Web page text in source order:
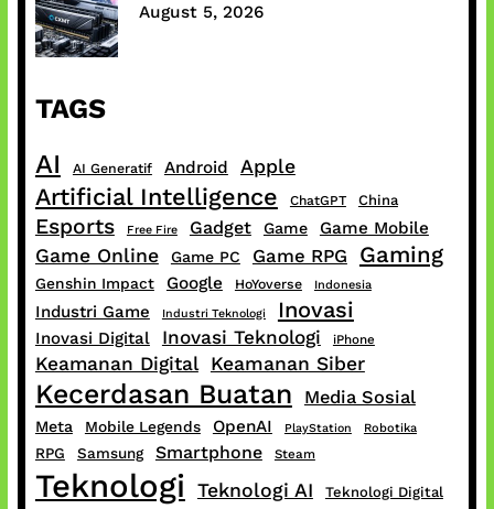
August 5, 2026
TAGS
AI AI Generatif Android Apple
Artificial Intelligence ChatGPT China
Esports Free Fire Gadget Game Game Mobile
Game Online Game PC Game RPG Gaming
Genshin Impact Google HoYoverse Indonesia
Industri Game Industri Teknologi Inovasi
Inovasi Digital Inovasi Teknologi iPhone
Keamanan Digital Keamanan Siber
Kecerdasan Buatan Media Sosial
Meta Mobile Legends OpenAI PlayStation Robotika
RPG Samsung Smartphone Steam
Teknologi Teknologi AI Teknologi Digital